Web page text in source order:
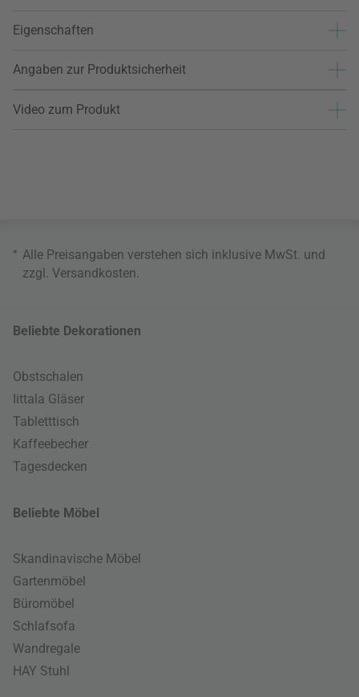
Eigenschaften
Angaben zur Produktsicherheit
Video zum Produkt
* Alle Preisangaben verstehen sich inklusive MwSt. und
zzgl. Versandkosten
Beliebte Dekorationen
Obstschalen
Iittala Gläser
Tabletttisch
Kaffeebecher
Tagesdecken
Beliebte Möbel
Skandinavische Möbel
Gartenmöbel
Büromöbel
Schlafsofa
Wandregale
HAY Stuhl